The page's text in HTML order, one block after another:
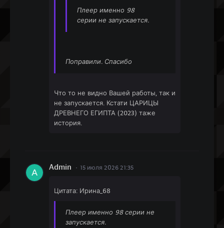
Плеер именно 98
серии не запускается.
Поправили. Спасибо
Что то не видно Вашей работы, так и
не запускается. Кстати ЦАРИЦЫ
ДРЕВНЕГО ЕГИПТА (2023) таже
история.
Admin 15 июля 2026 21:35
Цитата: Ирина_68
Плеер именно 98 серии не
запускается.